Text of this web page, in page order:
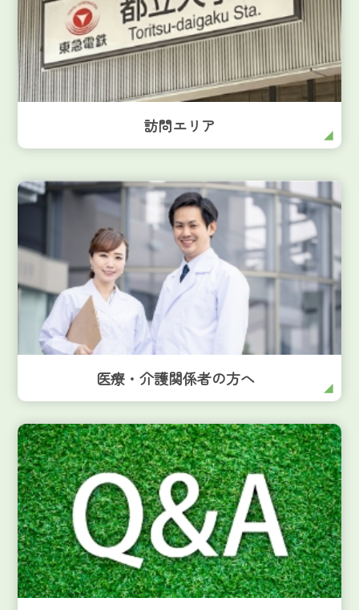
訪問エリア
医療・介護関係者の方へ